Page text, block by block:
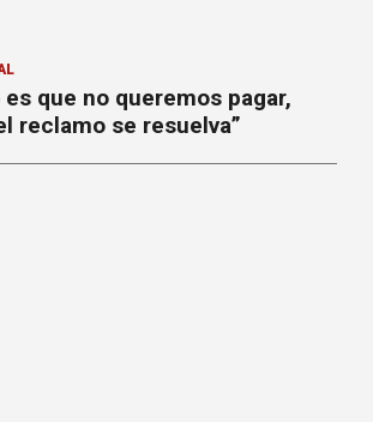
que no queremos pagar,
reclamo se resuelva”